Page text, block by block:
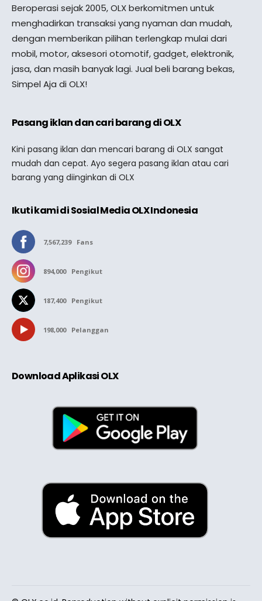
Beroperasi sejak 2005, OLX berkomitmen untuk
menghadirkan transaksi yang nyaman dan mudah,
dengan memberikan pilihan terlengkap mulai dari
mobil, motor, aksesori otomotif, gadget, elektronik,
jasa, dan masih banyak lagi. Jual beli barang bekas,
Simpel Aja di OLX!
Pasang iklan dan cari barang di OLX
Kini pasang iklan dan mencari barang di OLX sangat
mudah dan cepat. Ayo segera pasang iklan atau cari
barang yang diinginkan di OLX
Ikuti kami di Sosial Media OLX Indonesia
7,567,239 Fans
894,000 Pengikut
187,400 Pengikut
198,000 Pelanggan
Download Aplikasi OLX